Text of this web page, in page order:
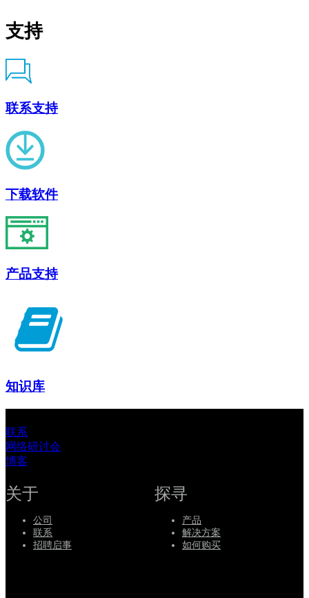
支持
联系支持
下载软件
产品支持
知识库
联系
网络研讨会
博客
关于
公司
联系
招聘启事
探寻
产品
解决方案
如何购买